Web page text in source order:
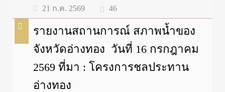
21 ก.ค. 2569 46
รายงานสถานการณ์ สภาพน้ำของ
จังหวัดอ่างทอง วันที่ 16 กรกฎาคม
2569 ที่มา : โครงการชลประทาน
อ่างทอง